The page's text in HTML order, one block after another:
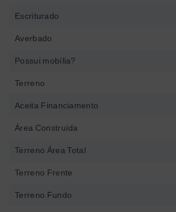
Escriturado
Averbado
Possui mobília?
Terreno
Aceita Financiamento
Área Construída
Terreno Área Total
Terreno Frente
Terreno Fundo